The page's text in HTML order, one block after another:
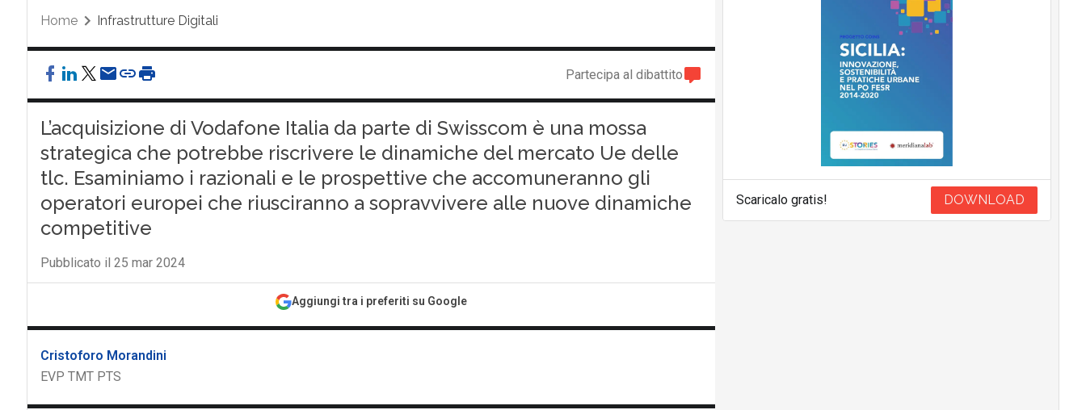
Home Infrastrutture Digitali
Partecipa al dibattito
L’acquisizione di Vodafone Italia da parte di Swisscom è una mossa
strategica che potrebbe riscrivere le dinamiche del mercato Ue delle
tlc. Esaminiamo i razionali e le prospettive che accomuneranno gli
operatori europei che riusciranno a sopravvivere alle nuove dinamiche
competitive
Pubblicato il 25 mar 2024
Aggiungi tra i preferiti su Google
Cristoforo Morandini
EVP TMT PTS
Scaricalo gratis! DOWNLOAD